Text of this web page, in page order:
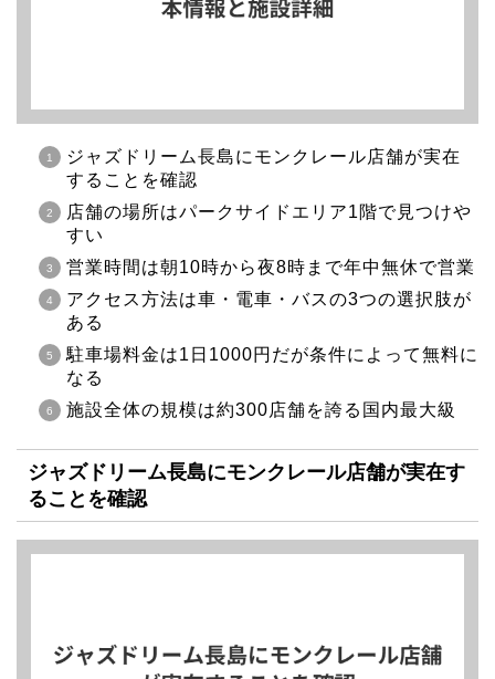
ジャズドリーム長島にモンクレール店舗が実在
することを確認
店舗の場所はパークサイドエリア1階で見つけや
すい
営業時間は朝10時から夜8時まで年中無休で営業
アクセス方法は車・電車・バスの3つの選択肢が
ある
駐車場料金は1日1000円だが条件によって無料に
なる
施設全体の規模は約300店舗を誇る国内最大級
ジャズドリーム長島にモンクレール店舗が実在す
ることを確認